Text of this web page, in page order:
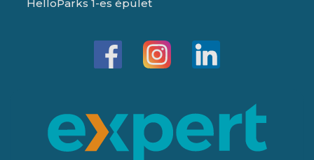
HelloParks 1-es épület